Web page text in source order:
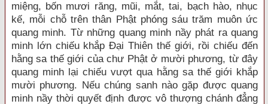
miệng, bốn mươi răng, mũi, mắt, tai, bạch hào, nhục
kế, mỗi chỗ trên thân Phật phóng sáu trăm muôn ức
quang minh. Từ những quang minh nầy phát ra quang
minh lớn chiếu khắp Đại Thiên thế giới, rồi chiếu đến
hằng sa thế giới của chư Phật ở mười phương, từ đây
quang minh lại chiếu vượt qua hằng sa thế giới khắp
mười phương. Nếu chúng sanh nào gặp được quang
minh nầy thời quyết định được vô thượng chánh đẳng